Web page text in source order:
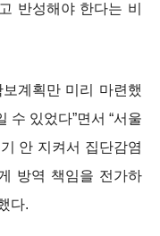
반성해야 한다는 비
계획만 미리 마련했
수 있었다”면서 “서울
안 지켜서 집단감염
방역 책임을 전가하
다.